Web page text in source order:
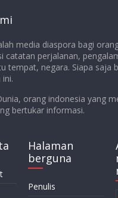
media diaspora bagi
catatan perjalanan,
tempat, negara. Siapa saja
orang indonesia yang
bertukar informasi.
Halaman
berguna
Penulis